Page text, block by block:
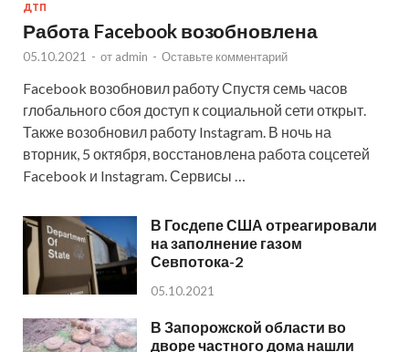
ДТП
Работа Facebook возобновлена
05.10.2021 - от admin - Оставьте комментарий
Facebook возобновил работу Спустя семь часов
глобального сбоя доступ к социальной сети открыт.
Также возобновил работу Instagram. В ночь на
вторник, 5 октября, восстановлена работа соцсетей
Facebook и Instagram. Сервисы …
В Госдепе США отреагировали
на заполнение газом
Севпотока-2
05.10.2021
В Запорожской области во
дворе частного дома нашли